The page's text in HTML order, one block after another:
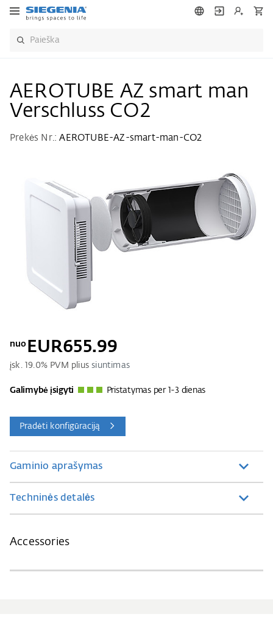
AEROTUBE AZ smart man
Verschluss CO2
Prekės Nr.:AEROTUBE-AZ-smart-man-CO2
nuo EUR655.99
įsk. 19.0% PVM pliussiuntimas
Galimybė įsigyti Pristatymas per 1-3 dienas
Pradėti konfigūraciją
Gaminio aprašymas
Techninės detalės
Accessories